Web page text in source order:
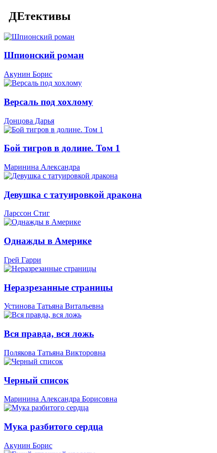
ДЕтективы
Шпионский роман
Акунин Борис
Версаль под хохлому
Донцова Дарья
Бой тигров в долине. Том 1
Маринина Александра
Девушка с татуировкой дракона
Ларссон Стиг
Однажды в Америке
Грей Гарри
Неразрезанные страницы
Устинова Татьяна Витальевна
Вся правда, вся ложь
Полякова Татьяна Викторовна
Черный список
Маринина Александра Борисовна
Мука разбитого сердца
Акунин Борис